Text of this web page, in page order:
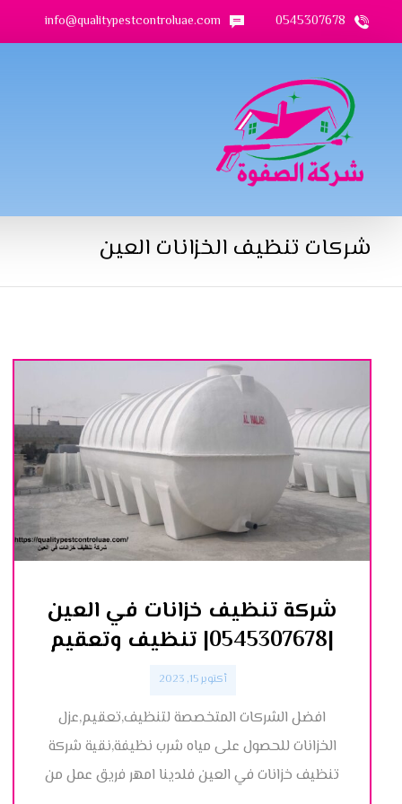
0545307678
info@qualitypestcontroluae.com
شركات تنظيف الخزانات العين
شركة تنظيف خزانات في العين
|0545307678| تنظيف وتعقيم
أكتوبر 15, 2023
افضل الشركات المتخصصة لتنظيف,تعقيم,عزل
الخزانات للحصول على مياه شرب نظيفة,نقية شركة
تنظيف خزانات في العين فلدينا امهر فريق عمل من